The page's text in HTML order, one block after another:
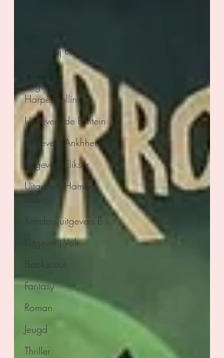
Uitgeverij Blossom
Uitgeverij
HarperCollins
Uitgeverij de Fontein
Uitgeverij Ankhhermes
Uitgeverij Elikser
Uitgeverij Hamley
Xanders uitgevers b.v.
Uitgeverij Volt
Bookscout
Fantasy
Roman
Jeugd
Thriller